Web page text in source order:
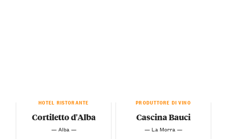
HOTEL RISTORANTE
Cortiletto d'Alba
— Alba —
PRODUTTORE DI VINO
Cascina Bauci
— La Morra —